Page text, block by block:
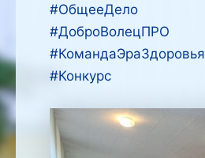
#ОбщееДело
#ДоброВолецПРО
#КомандаЭраЗдоровья
#Конкурс